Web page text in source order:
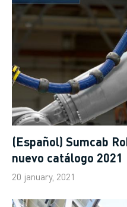
(Español) Sumcab
nuevo catálogo 2021
20 january, 2021